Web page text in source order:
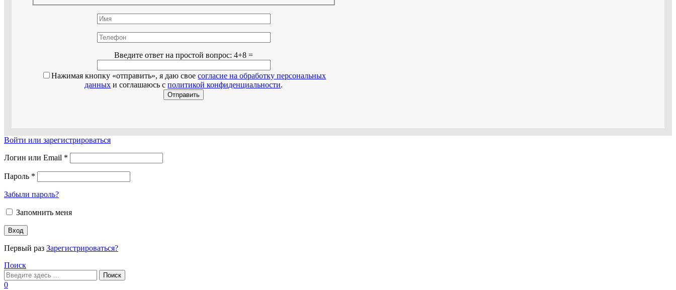
Введите ответ на простой вопрос:4+8 =
Нажимая кнопку «отправить», я даю своесогласие на обработку персональных
данных и соглашаюсь сполитикой конфиденциальности.
Войти или зарегистрироваться
Логин или Email *
Пароль *
Забыли пароль?
Запомнить меня
Вход
Первый раз Зарегистрироваться?
Поиск
Поиск
0